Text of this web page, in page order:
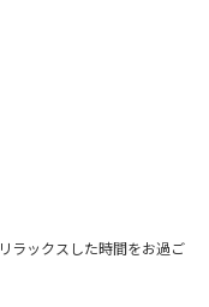
リラックスした時間をお過ご